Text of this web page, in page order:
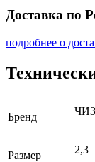
Доставка по
подробнее о
Бренд ЧИЗ
Размер 2,3